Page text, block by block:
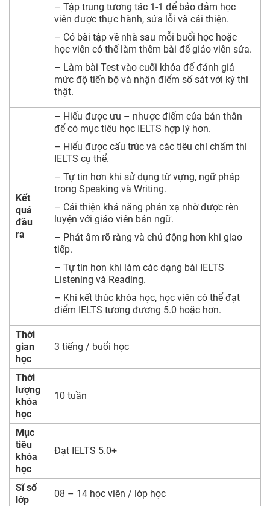
– Tập trung tương tác 1-1 để bảo đảm học
viên được thực hành, sửa lỗi và cải thiện.
– Có bài tập về nhà sau mỗi buổi học hoặc
học viên có thể làm thêm bài để giáo viên sửa.
– Làm bài Test vào cuối khóa để đánh giá
mức độ tiến bộ và nhận điểm số sát với kỳ thi
thật.
Kết
quả
đầu
ra
– Hiểu được ưu – nhược điểm của bản thân
để có mục tiêu học IELTS hợp lý hơn.
– Hiểu được cấu trúc và các tiêu chí chấm thi
IELTS cụ thể.
– Tự tin hơn khi sử dụng từ vựng, ngữ pháp
trong Speaking và Writing.
– Cải thiện khả năng phản xạ nhờ được rèn
luyện với giáo viên bản ngữ.
– Phát âm rõ ràng và chủ động hơn khi giao
tiếp.
– Tự tin hơn khi làm các dạng bài IELTS
Listening và Reading.
– Khi kết thúc khóa học, học viên có thể đạt
điểm IELTS tương đương 5.0 hoặc hơn.
Thời
gian
học
3 tiếng / buổi học
Thời
lượng
khóa
học
10 tuần
Mục
tiêu
khóa
học
Đạt IELTS 5.0+
Sĩ số
lớp
08 – 14 học viên / lớp học